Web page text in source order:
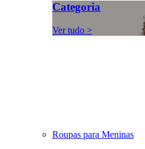
Categoria
Ver tudo >
Roupas para Meninas